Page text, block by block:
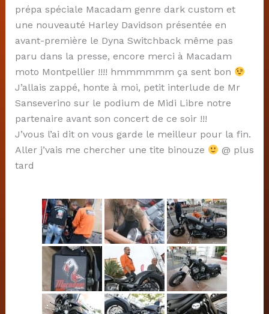
prépa spéciale Macadam genre dark custom et
une nouveauté Harley Davidson présentée en
avant-première le Dyna Switchback même pas
paru dans la presse, encore merci à Macadam
moto Montpellier !!!! hmmmmmm ça sent bon
J’allais zappé, honte à moi, petit interlude de Mr
Sanseverino sur le podium de Midi Libre notre
partenaire avant son concert de ce soir !!!
J’vous l’ai dit on vous garde le meilleur pour la fin.
Aller j’vais me chercher une tite binouze
@ plus
tard